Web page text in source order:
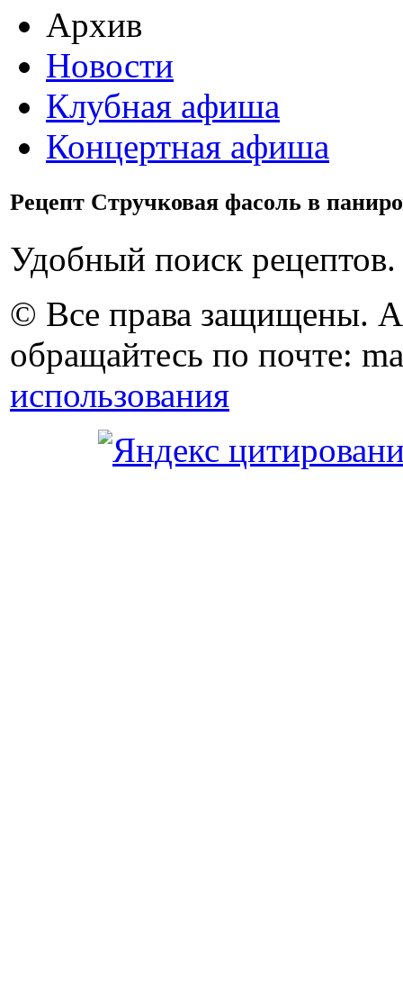
Архив
Новости
Клубная афиша
Концертная афиша
Рецепт Стручковая фасоль в
Удобный поиск рецептов.
© Все права защищены.
обращайтесь по почте:
использования